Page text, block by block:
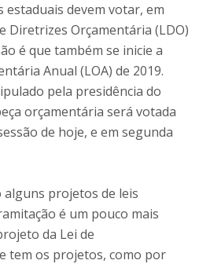
estaduais devem votar, em
Diretrizes Orçamentária (LDO)
é que também se inicie a
Anual (LOA) de 2019.
pela presidência do
orçamentária será votada
de hoje, e em segunda
alguns projetos de leis
é um pouco mais
da Lei de
tem os projetos, como por